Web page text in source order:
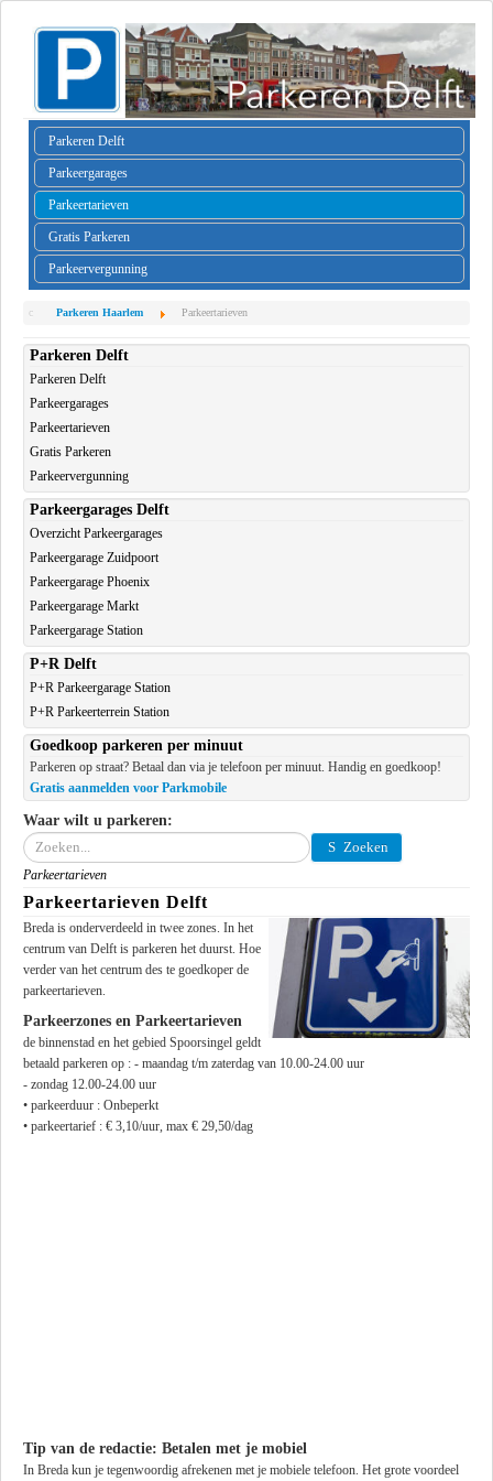
Parkeren Delft
Parkeergarages
Parkeertarieven
Gratis Parkeren
Parkeervergunning
Parkeren Haarlem Parkeertarieven
Parkeren Delft
Parkeren Delft
Parkeergarages
Parkeertarieven
Gratis Parkeren
Parkeervergunning
Parkeergarages Delft
Overzicht Parkeergarages
Parkeergarage Zuidpoort
Parkeergarage Phoenix
Parkeergarage Markt
Parkeergarage Station
P+R Delft
P+R Parkeergarage Station
P+R Parkeerterrein Station
Goedkoop parkeren per minuut
Parkeren op straat? Betaal dan via je telefoon per minuut. Handig en goedkoop!
Gratis aanmelden voor Parkmobile
Waar wilt u parkeren:
Zoeken
Zoeken
Parkeertarieven
Parkeertarieven Delft
Breda is onderverdeeld in twee zones. In het
centrum van Delft is parkeren het duurst. Hoe
verder van het centrum des te goedkoper de
parkeertarieven.
Parkeerzones en Parkeertarieven
de binnenstad en het gebied Spoorsingel geldt
betaald parkeren op : - maandag t/m zaterdag van 10.00-24.00 uur
- zondag 12.00-24.00 uur
• parkeerduur : Onbeperkt
• parkeertarief : € 3,10/uur, max € 29,50/dag
Tip van de redactie: Betalen met je mobiel
In Breda kun je tegenwoordig afrekenen met je mobiele telefoon. Het grote voordeel